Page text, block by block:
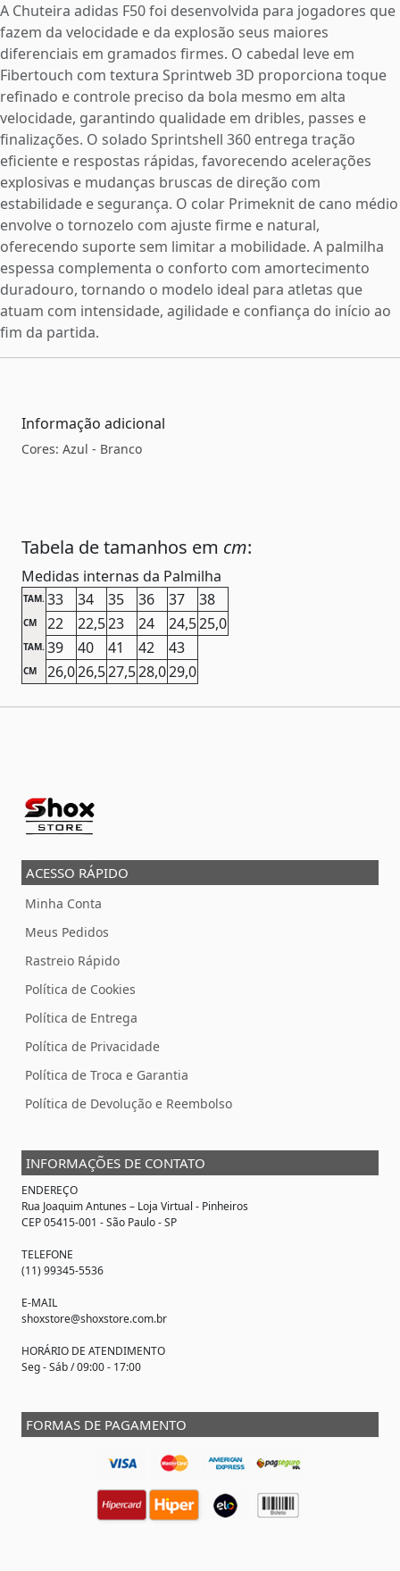
A Chuteira adidas F50 foi desenvolvida para jogadores que
fazem da velocidade e da explosão seus maiores
diferenciais em gramados firmes. O cabedal leve em
Fibertouch com textura Sprintweb 3D proporciona toque
refinado e controle preciso da bola mesmo em alta
velocidade, garantindo qualidade em dribles, passes e
finalizações. O solado Sprintshell 360 entrega tração
eficiente e respostas rápidas, favorecendo acelerações
explosivas e mudanças bruscas de direção com
estabilidade e segurança. O colar Primeknit de cano médio
envolve o tornozelo com ajuste firme e natural,
oferecendo suporte sem limitar a mobilidade. A palmilha
espessa complementa o conforto com amortecimento
duradouro, tornando o modelo ideal para atletas que
atuam com intensidade, agilidade e confiança do início ao
fim da partida.
Informação adicional
Cores: Azul - Branco
Tabela de tamanhos em cm:
Medidas internas da Palmilha
TAM. 33 34 35 36 37 38
CM 22 22,523 24 24,525,0
TAM. 39 40 41 42 43
CM 26,026,527,528,029,0
ACESSO RÁPIDO
Minha Conta
Meus Pedidos
Rastreio Rápido
Política de Cookies
Política de Entrega
Política de Privacidade
Política de Troca e Garantia
Política de Devolução e Reembolso
INFORMAÇÕES DE CONTATO
ENDEREÇO
Rua Joaquim Antunes – Loja Virtual - Pinheiros
CEP 05415-001 - São Paulo - SP
TELEFONE
(11) 99345-5536
E-MAIL
shoxstore@shoxstore.com.br
HORÁRIO DE ATENDIMENTO
Seg - Sáb / 09:00 - 17:00
FORMAS DE PAGAMENTO